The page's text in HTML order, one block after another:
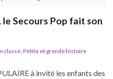
le Secours Pop fait son
classé Petite et grande histoire
à invité les enfants des